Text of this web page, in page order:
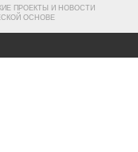
ПРОЕКТЫ И НОВОСТИ
ОСНОВЕ